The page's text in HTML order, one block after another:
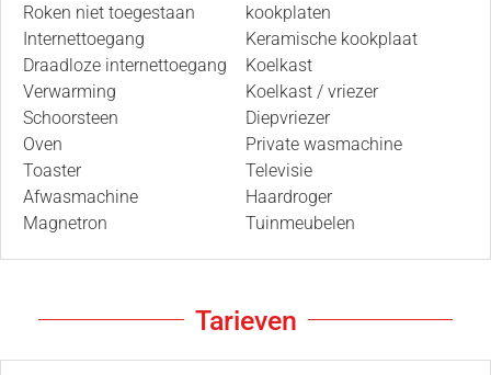
Roken niet toegestaan
Internettoegang
Draadloze internettoegang
Verwarming
Schoorsteen
Oven
Toaster
Afwasmachine
Magnetron
kookplaten
Keramische kookplaat
Koelkast
Koelkast / vriezer
Diepvriezer
Private wasmachine
Televisie
Haardroger
Tuinmeubelen
Tarieven